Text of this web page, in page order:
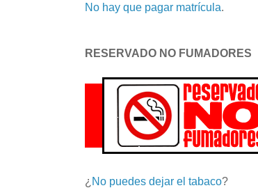
No hay que pagar matrícula.
RESERVADO NO FUMADORES
¿ No puedes dejar el tabaco?